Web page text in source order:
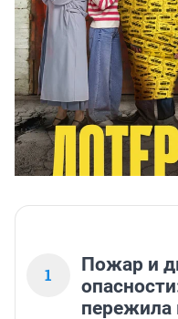
1
Пожар и
пережила